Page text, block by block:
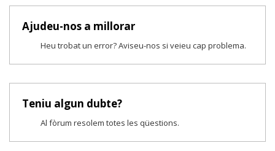
Ajudeu-nos a millorar
Heu trobat un error? Aviseu-nos si veieu cap problema.
Teniu algun dubte?
Al fòrum resolem totes les qüestions.